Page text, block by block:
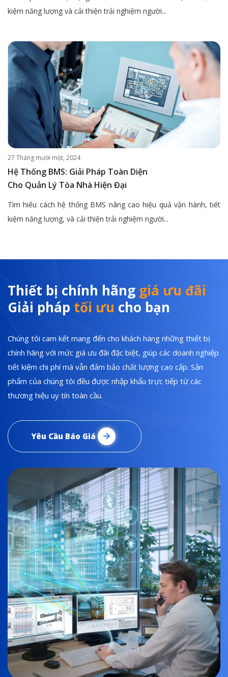
kiệm năng lượng và cải thiện trải nghiệm người...
27 Tháng mười một, 2024
Hệ Thống BMS: Giải Pháp Toàn Diện
Cho Quản Lý Tòa Nhà Hiện Đại
Tìm hiểu cách hệ thống BMS nâng cao hiệu quả vận hành, tiết
kiệm năng lượng, và cải thiện trải nghiệm người...
Thiết bị chính hãng giá ưu đãi
Giải pháp tối ưu cho bạn
Chúng tôi cam kết mang đến cho khách hàng những thiết bị
chính hãng với mức giá ưu đãi đặc biệt, giúp các doanh nghiệp
tiết kiệm chi phí mà vẫn đảm bảo chất lượng cao cấp. Sản
phẩm của chúng tôi đều được nhập khẩu trực tiếp từ các
thương hiệu uy tín toàn cầu.
Yêu Cầu Báo Giá